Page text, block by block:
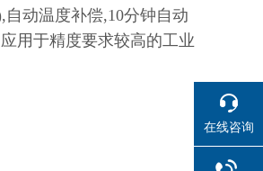
动温度补偿,10分钟自动
用于精度要求较高的工业
在线咨询